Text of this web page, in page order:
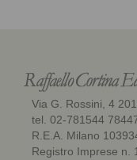
Via G. Rossini, 4
tel. 02-781544
R.E.A. Milano
Registro Imprese n.